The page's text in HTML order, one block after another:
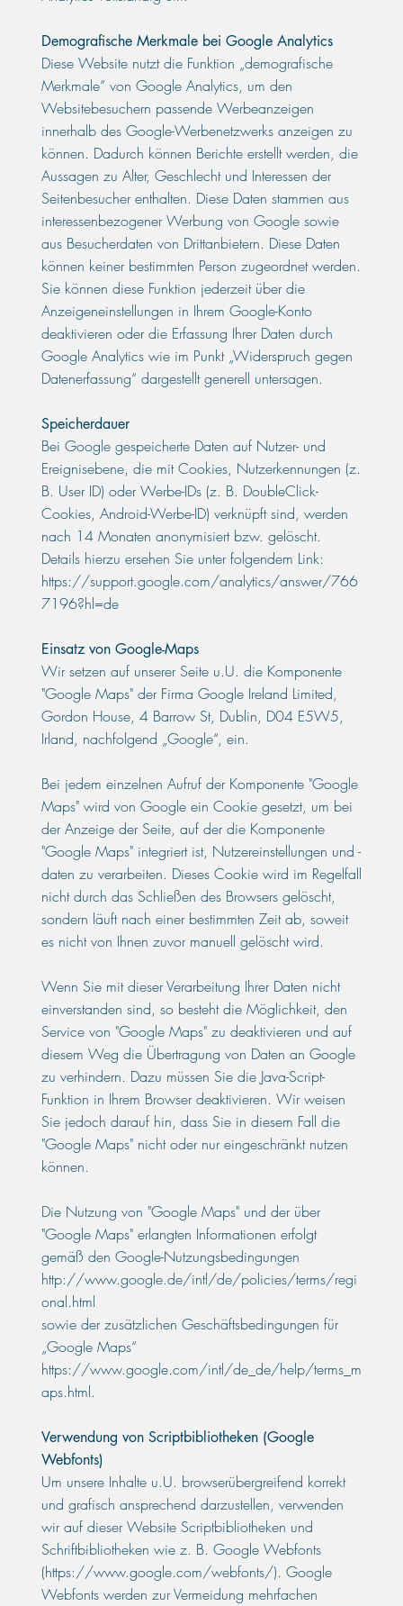
Demografische Merkmale bei Google Analytics
Diese Website nutzt die Funktion „demografische
Merkmale“ von Google Analytics, um den
Websitebesuchern passende Werbeanzeigen
innerhalb des Google-Werbenetzwerks anzeigen zu
können. Dadurch können Berichte erstellt werden, die
Aussagen zu Alter, Geschlecht und Interessen der
Seitenbesucher enthalten. Diese Daten stammen aus
interessenbezogener Werbung von Google sowie
aus Besucherdaten von Drittanbietern. Diese Daten
können keiner bestimmten Person zugeordnet werden.
Sie können diese Funktion jederzeit über die
Anzeigeneinstellungen in Ihrem Google-Konto
deaktivieren oder die Erfassung Ihrer Daten durch
Google Analytics wie im Punkt „Widerspruch gegen
Datenerfassung“ dargestellt generell untersagen.
Speicherdauer
Bei Google gespeicherte Daten auf Nutzer- und
Ereignisebene, die mit Cookies, Nutzerkennungen (z.
B. User ID) oder Werbe-IDs (z. B. DoubleClick-
Cookies, Android-Werbe-ID) verknüpft sind, werden
nach 14 Monaten anonymisiert bzw. gelöscht.
Details hierzu ersehen Sie unter folgendem Link:
https://support.google.com/analytics/answer/766
7196?hl=de
Einsatz von Google-Maps
Wir setzen auf unserer Seite u.U. die Komponente
"Google Maps" der Firma Google Ireland Limited,
Gordon House, 4 Barrow St, Dublin, D04 E5W5,
Irland, nachfolgend „Google“, ein.
Bei jedem einzelnen Aufruf der Komponente "Google
Maps" wird von Google ein Cookie gesetzt, um bei
der Anzeige der Seite, auf der die Komponente
"Google Maps" integriert ist, Nutzereinstellungen und -
daten zu verarbeiten. Dieses Cookie wird im Regelfall
nicht durch das Schließen des Browsers gelöscht,
sondern läuft nach einer bestimmten Zeit ab, soweit
es nicht von Ihnen zuvor manuell gelöscht wird.
Wenn Sie mit dieser Verarbeitung Ihrer Daten nicht
einverstanden sind, so besteht die Möglichkeit, den
Service von "Google Maps" zu deaktivieren und auf
diesem Weg die Übertragung von Daten an Google
zu verhindern. Dazu müssen Sie die Java-Script-
Funktion in Ihrem Browser deaktivieren. Wir weisen
Sie jedoch darauf hin, dass Sie in diesem Fall die
"Google Maps" nicht oder nur eingeschränkt nutzen
können.
Die Nutzung von "Google Maps" und der über
"Google Maps" erlangten Informationen erfolgt
gemäß den Google-Nutzungsbedingungen
http://www.google.de/intl/de/policies/terms/regi
onal.html
sowie der zusätzlichen Geschäftsbedingungen für
„Google Maps“
https://www.google.com/intl/de_de/help/terms_m
aps.html.
Verwendung von Scriptbibliotheken (Google
Webfonts)
Um unsere Inhalte u.U. browserübergreifend korrekt
und grafisch ansprechend darzustellen, verwenden
wir auf dieser Website Scriptbibliotheken und
Schriftbibliotheken wie z. B. Google Webfonts
(https://www.google.com/webfonts/). Google
Webfonts werden zur Vermeidung mehrfachen